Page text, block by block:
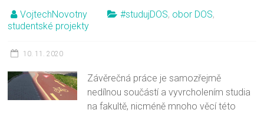
VojtechNovotny #studujDOS, obor DOS,
studentské projekty
10. 11. 2020
Závěrečná práce je samozřejmě
nedílnou součástí a vyvrcholením studia
na fakultě, nicméně mnoho věcí této